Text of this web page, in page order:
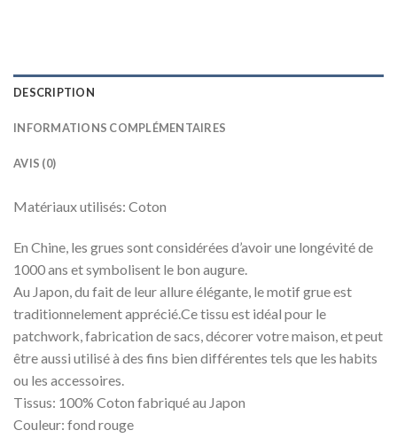
DESCRIPTION
INFORMATIONS COMPLÉMENTAIRES
AVIS (0)
Matériaux utilisés: Coton
En Chine, les grues sont considérées d’avoir une longévité de
1000 ans et symbolisent le bon augure.
Au Japon, du fait de leur allure élégante, le motif grue est
traditionnelement apprécié.Ce tissu est idéal pour le
patchwork, fabrication de sacs, décorer votre maison, et peut
être aussi utilisé à des fins bien différentes tels que les habits
ou les accessoires.
Tissus: 100% Coton fabriqué au Japon
Couleur: fond rouge